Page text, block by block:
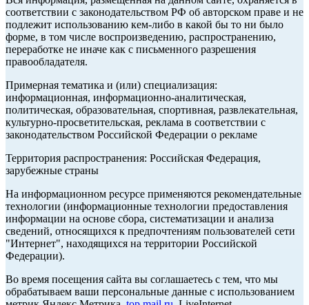
соответствии с законодательством РФ об авторском праве и не
подлежит использованию кем-либо в какой бы то ни было
форме, в том числе воспроизведению, распространению,
переработке не иначе как с письменного разрешения
правообладателя.
Примерная тематика и (или) специализация:
информационная, информационно-аналитическая,
политическая, образовательная, спортивная, развлекательная,
культурно-просветительская, реклама в соответствии с
законодательством Российской Федерации о рекламе
Территория распространения: Российская Федерация,
зарубежные страны
На информационном ресурсе применяются рекомендательные
технологии (информационные технологии предоставления
информации на основе сбора, систематизации и анализа
сведений, относящихся к предпочтениям пользователей сети
"Интернет", находящихся на территории Российской
Федерации).
Во время посещения сайта вы соглашаетесь с тем, что мы
обрабатываем ваши персональные данные с использованием